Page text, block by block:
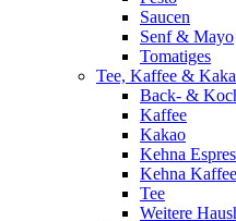
Saucen
Senf & Mayo
Tomatiges
Tee, Kaffee &
Back- &
Kaffee
Kakao
Kehna
Kehna Kaffee
Tee
Weitere